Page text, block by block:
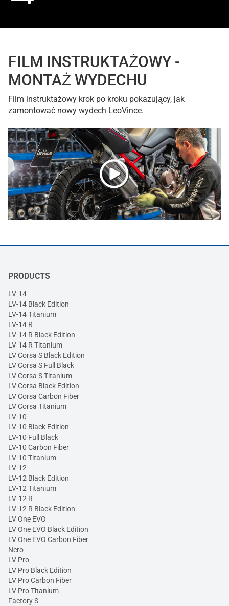
FILM INSTRUKTAŻOWY -
MONTAŻ WYDECHU
Film instruktażowy krok po kroku pokazujący, jak
zamontować nowy wydech LeoVince.
PRODUCTS
LV-14
LV-14 Black Edition
LV-14 Titanium
LV-14 R
LV-14 R Black Edition
LV-14 R Titanium
LV Corsa S Black Edition
LV Corsa S Full Black
LV Corsa S Titanium
LV Corsa Black Edition
LV Corsa Carbon Fiber
LV Corsa Titanium
LV-10
LV-10 Black Edition
LV-10 Full Black
LV-10 Carbon Fiber
LV-10 Titanium
LV-12
LV-12 Black Edition
LV-12 Titanium
LV-12 R
LV-12 R Black Edition
LV One EVO
LV One EVO Black Edition
LV One EVO Carbon Fiber
Nero
LV Pro
LV Pro Black Edition
LV Pro Carbon Fiber
LV Pro Titanium
Factory S